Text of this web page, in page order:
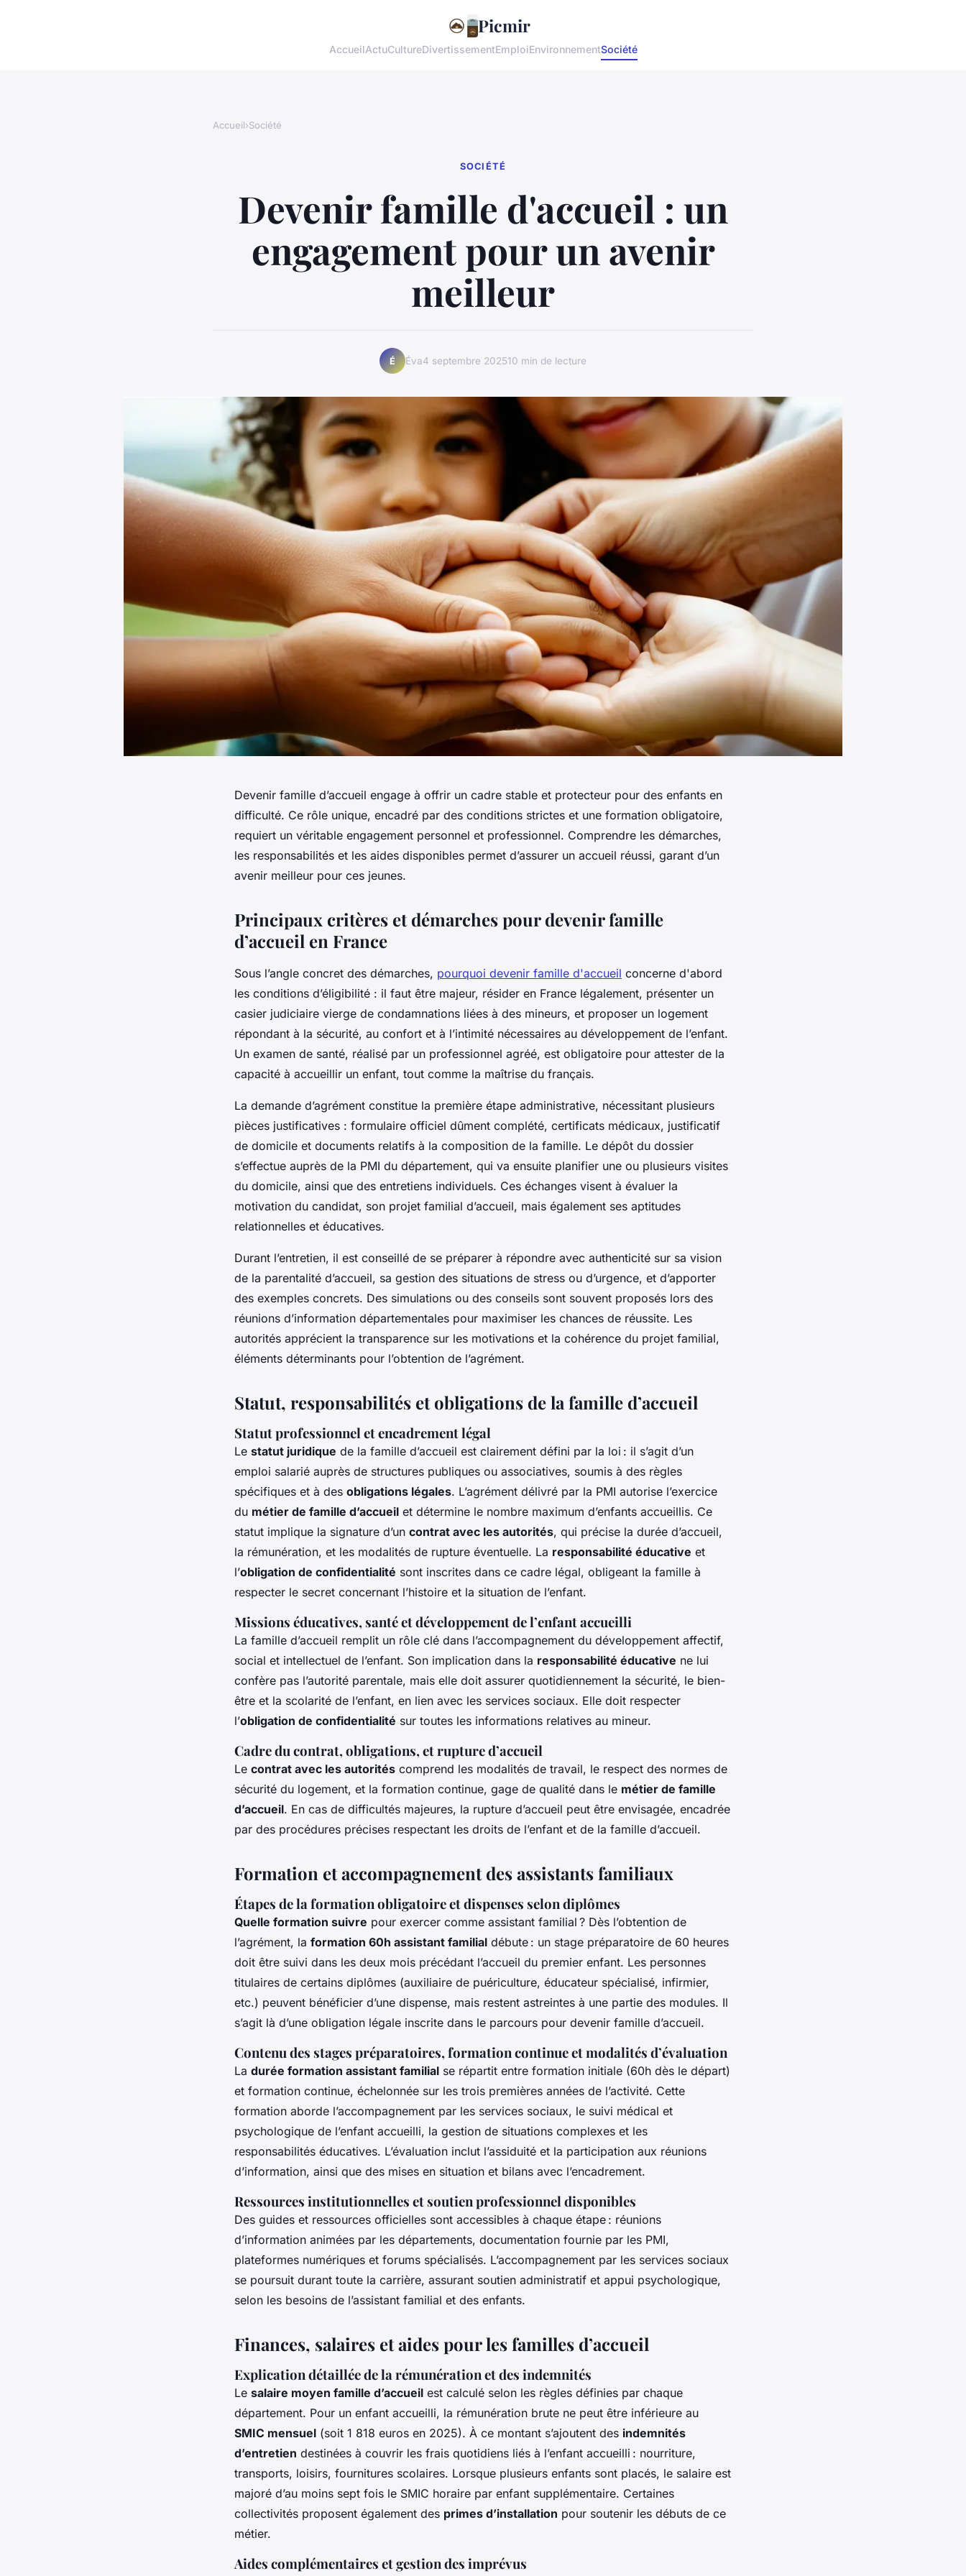
Picmir
AccueilActuCultureDivertissementEmploiEnvironnementSociété
Accueil›Société
SOCIÉTÉ
Devenir famille d'accueil : un
engagement pour un avenir
meilleur
É Éva4 septembre 202510 min de lecture
Devenir famille d’accueil engage à offrir un cadre stable et protecteur pour des enfants en
difficulté. Ce rôle unique, encadré par des conditions strictes et une formation obligatoire,
requiert un véritable engagement personnel et professionnel. Comprendre les démarches,
les responsabilités et les aides disponibles permet d’assurer un accueil réussi, garant d’un
avenir meilleur pour ces jeunes.
Principaux critères et démarches pour devenir famille
d’accueil en France
Sous l’angle concret des démarches, pourquoi devenir famille d'accueil concerne d'abord
les conditions d’éligibilité : il faut être majeur, résider en France légalement, présenter un
casier judiciaire vierge de condamnations liées à des mineurs, et proposer un logement
répondant à la sécurité, au confort et à l’intimité nécessaires au développement de l’enfant.
Un examen de santé, réalisé par un professionnel agréé, est obligatoire pour attester de la
capacité à accueillir un enfant, tout comme la maîtrise du français.
La demande d’agrément constitue la première étape administrative, nécessitant plusieurs
pièces justificatives : formulaire officiel dûment complété, certificats médicaux, justificatif
de domicile et documents relatifs à la composition de la famille. Le dépôt du dossier
s’effectue auprès de la PMI du département, qui va ensuite planifier une ou plusieurs visites
du domicile, ainsi que des entretiens individuels. Ces échanges visent à évaluer la
motivation du candidat, son projet familial d’accueil, mais également ses aptitudes
relationnelles et éducatives.
Durant l’entretien, il est conseillé de se préparer à répondre avec authenticité sur sa vision
de la parentalité d’accueil, sa gestion des situations de stress ou d’urgence, et d’apporter
des exemples concrets. Des simulations ou des conseils sont souvent proposés lors des
réunions d’information départementales pour maximiser les chances de réussite. Les
autorités apprécient la transparence sur les motivations et la cohérence du projet familial,
éléments déterminants pour l’obtention de l’agrément.
Statut, responsabilités et obligations de la famille d’accueil
Statut professionnel et encadrement légal
Le statut juridique de la famille d’accueil est clairement défini par la loi : il s’agit d’un
emploi salarié auprès de structures publiques ou associatives, soumis à des règles
spécifiques et à des obligations légales. L’agrément délivré par la PMI autorise l’exercice
du métier de famille d’accueil et détermine le nombre maximum d’enfants accueillis. Ce
statut implique la signature d’un contrat avec les autorités, qui précise la durée d’accueil,
la rémunération, et les modalités de rupture éventuelle. La responsabilité éducative et
l’obligation de confidentialité sont inscrites dans ce cadre légal, obligeant la famille à
respecter le secret concernant l’histoire et la situation de l’enfant.
Missions éducatives, santé et développement de l’enfant accueilli
La famille d’accueil remplit un rôle clé dans l’accompagnement du développement affectif,
social et intellectuel de l’enfant. Son implication dans la responsabilité éducative ne lui
confère pas l’autorité parentale, mais elle doit assurer quotidiennement la sécurité, le bien-
être et la scolarité de l’enfant, en lien avec les services sociaux. Elle doit respecter
l’obligation de confidentialité sur toutes les informations relatives au mineur.
Cadre du contrat, obligations, et rupture d’accueil
Le contrat avec les autorités comprend les modalités de travail, le respect des normes de
sécurité du logement, et la formation continue, gage de qualité dans le métier de famille
d’accueil. En cas de difficultés majeures, la rupture d’accueil peut être envisagée, encadrée
par des procédures précises respectant les droits de l’enfant et de la famille d’accueil.
Formation et accompagnement des assistants familiaux
Étapes de la formation obligatoire et dispenses selon diplômes
Quelle formation suivre pour exercer comme assistant familial ? Dès l’obtention de
l’agrément, la formation 60h assistant familial débute : un stage préparatoire de 60 heures
doit être suivi dans les deux mois précédant l’accueil du premier enfant. Les personnes
titulaires de certains diplômes (auxiliaire de puériculture, éducateur spécialisé, infirmier,
etc.) peuvent bénéficier d’une dispense, mais restent astreintes à une partie des modules. Il
s’agit là d’une obligation légale inscrite dans le parcours pour devenir famille d’accueil.
Contenu des stages préparatoires, formation continue et modalités d’évaluation
La durée formation assistant familial se répartit entre formation initiale (60h dès le départ)
et formation continue, échelonnée sur les trois premières années de l’activité. Cette
formation aborde l’accompagnement par les services sociaux, le suivi médical et
psychologique de l’enfant accueilli, la gestion de situations complexes et les
responsabilités éducatives. L’évaluation inclut l’assiduité et la participation aux réunions
d’information, ainsi que des mises en situation et bilans avec l’encadrement.
Ressources institutionnelles et soutien professionnel disponibles
Des guides et ressources officielles sont accessibles à chaque étape : réunions
d’information animées par les départements, documentation fournie par les PMI,
plateformes numériques et forums spécialisés. L’accompagnement par les services sociaux
se poursuit durant toute la carrière, assurant soutien administratif et appui psychologique,
selon les besoins de l’assistant familial et des enfants.
Finances, salaires et aides pour les familles d’accueil
Explication détaillée de la rémunération et des indemnités
Le salaire moyen famille d’accueil est calculé selon les règles définies par chaque
département. Pour un enfant accueilli, la rémunération brute ne peut être inférieure au
SMIC mensuel (soit 1 818 euros en 2025). À ce montant s’ajoutent des indemnités
d’entretien destinées à couvrir les frais quotidiens liés à l’enfant accueilli : nourriture,
transports, loisirs, fournitures scolaires. Lorsque plusieurs enfants sont placés, le salaire est
majoré d’au moins sept fois le SMIC horaire par enfant supplémentaire. Certaines
collectivités proposent également des primes d’installation pour soutenir les débuts de ce
métier.
Aides complémentaires et gestion des imprévus